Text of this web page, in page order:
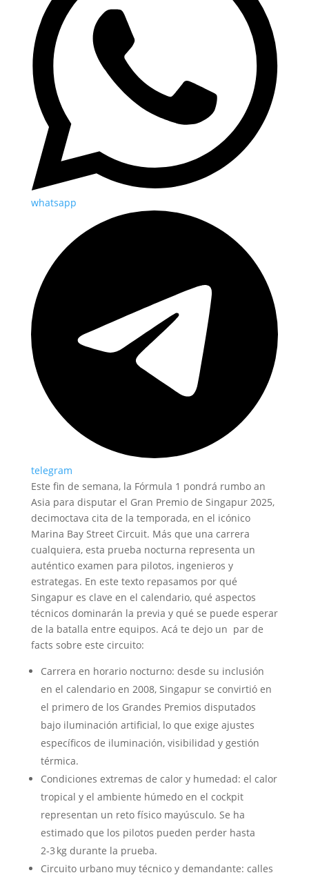
whatsapp
telegram
Este fin de semana, la Fórmula 1 pondrá rumbo an
Asia para disputar el Gran Premio de Singapur 2025,
decimoctava cita de la temporada, en el icónico
Marina Bay Street Circuit. Más que una carrera
cualquiera, esta prueba nocturna representa un
auténtico examen para pilotos, ingenieros y
estrategas. En este texto repasamos por qué
Singapur es clave en el calendario, qué aspectos
técnicos dominarán la previa y qué se puede esperar
de la batalla entre equipos. Acá te dejo un par de
facts sobre este circuito:
Carrera en horario nocturno: desde su inclusión
en el calendario en 2008, Singapur se convirtió en
el primero de los Grandes Premios disputados
bajo iluminación artificial, lo que exige ajustes
específicos de iluminación, visibilidad y gestión
térmica.
Condiciones extremas de calor y humedad: el calor
tropical y el ambiente húmedo en el cockpit
representan un reto físico mayúsculo. Se ha
estimado que los pilotos pueden perder hasta
2‑3 kg durante la prueba.
Circuito urbano muy técnico y demandante: calles